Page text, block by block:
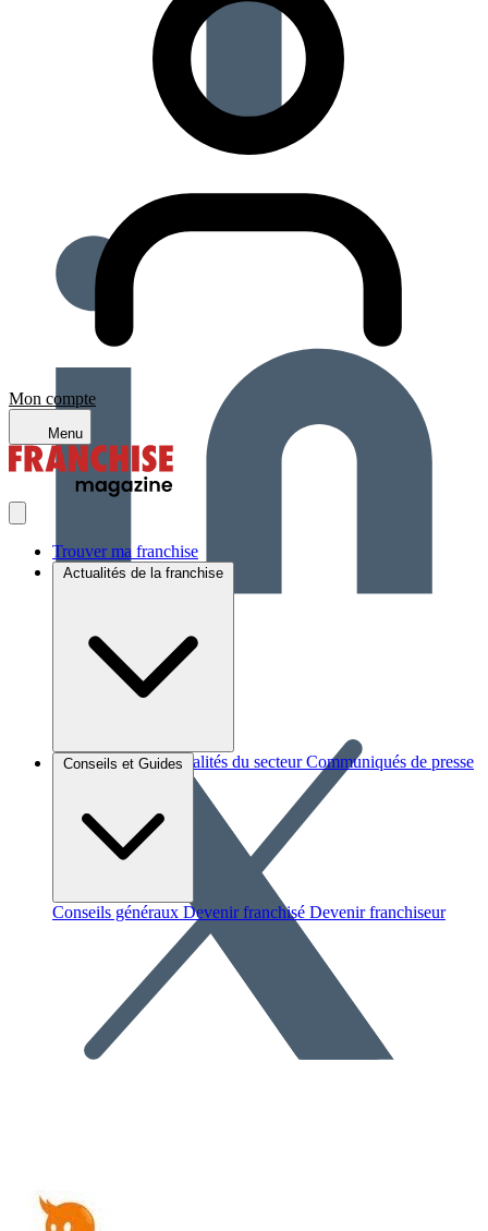
Mon compte
Menu
Trouver ma franchise
Actualités de la franchise
Brèves et actus Actualités du secteur Communiqués de presse
Conseils et Guides
Conseils généraux Devenir franchisé Devenir franchiseur